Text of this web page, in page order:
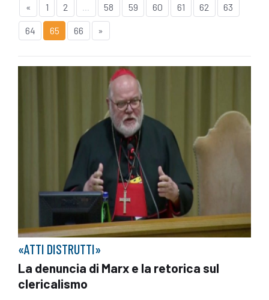
« 1 2 58 59 60 61 62 63
64 65 66 »
«ATTI DISTRUTTI»
La denuncia di Marx e la retorica sul
clericalismo